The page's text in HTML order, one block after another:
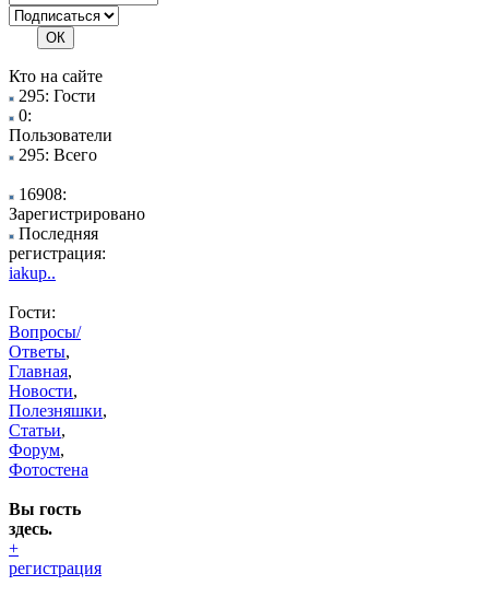
Кто на сайте
295: Гости
0:
Пользователи
295: Всего
16908:
Зарегистрировано
Последняя
регистрация:
iakup..
Гости:
Вопросы/
Ответы,
Главная,
Новости,
Полезняшки,
Статьи,
Форум,
Фотостена
Вы гость
здесь.
+
регистрация